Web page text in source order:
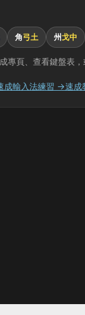
角弓土 州戈中
專頁、查看鍵盤表
成輸入法練習 →速